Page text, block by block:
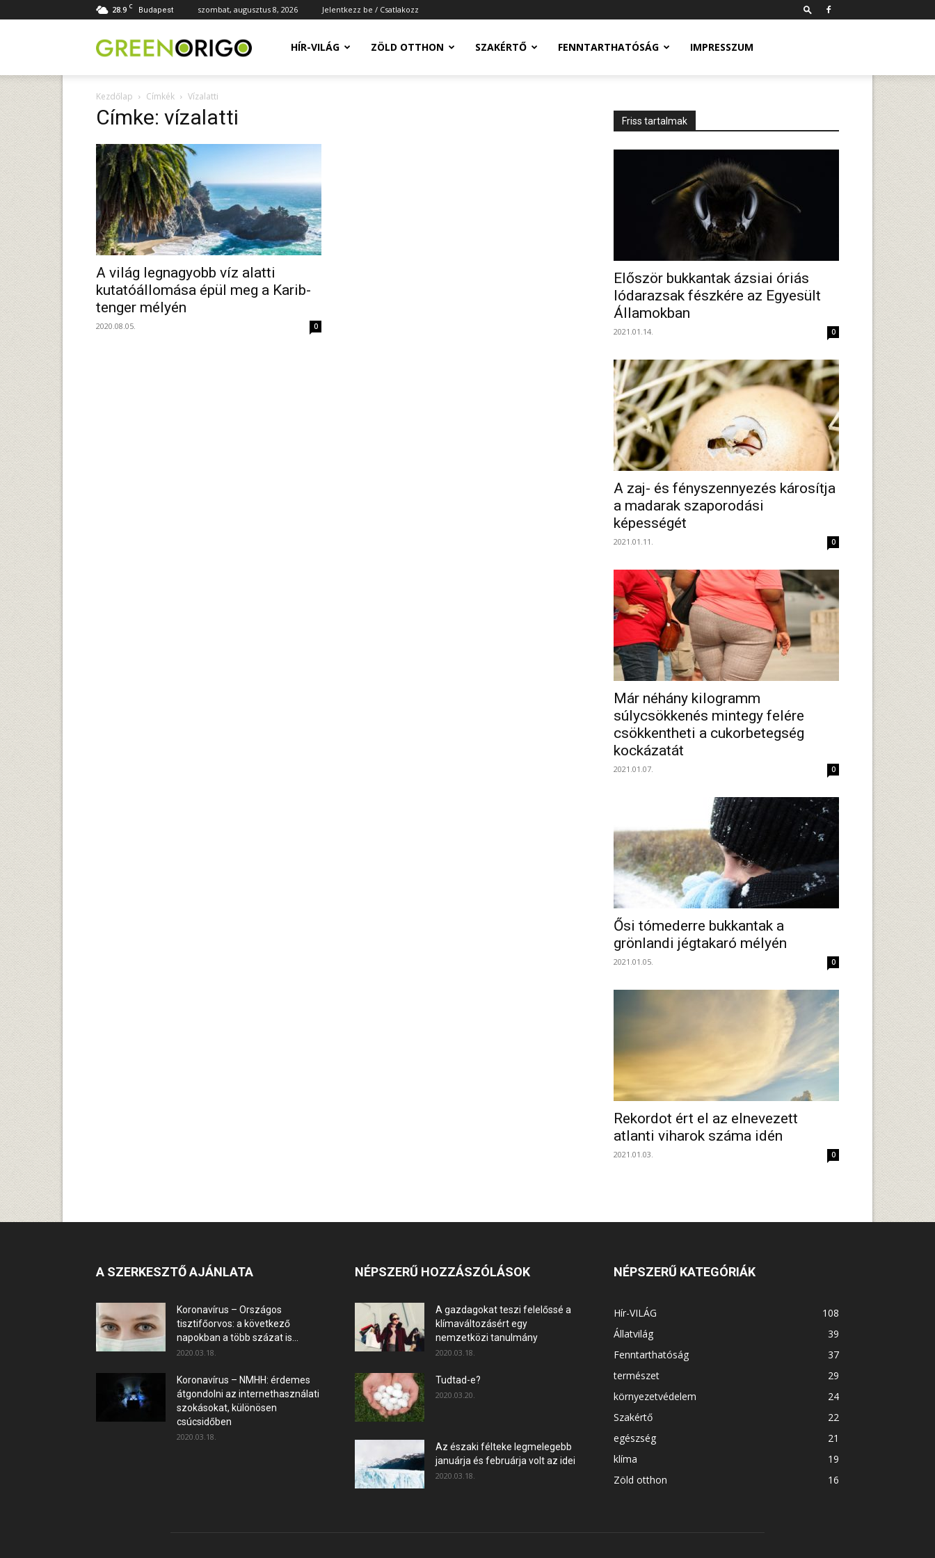
28.9 C Budapest szombat, augusztus 8, 2026 Jelentkezz be / Csatlakozz
Green HÍR-VILÁG ZÖLD OTTHON SZAKÉRTŐ FENNTARTHATÓSÁG IMPRESSZUM
Kezdőlap Címkék Vízalatti
Címke: vízalatti
A világ legnagyobb víz alatti
kutatóállomása épül meg a Karib-
tenger mélyén
2020.08.05. 0
Friss tartalmak
Először bukkantak ázsiai óriás
lódarazsak fészkére az Egyesült
Államokban
2021.01.14. 0
A zaj- és fényszennyezés károsítja
a madarak szaporodási
képességét
2021.01.11. 0
Már néhány kilogramm
súlycsökkenés mintegy felére
csökkentheti a cukorbetegség
kockázatát
2021.01.07. 0
Ősi tómederre bukkantak a
grönlandi jégtakaró mélyén
2021.01.05. 0
Rekordot ért el az elnevezett
atlanti viharok száma idén
2021.01.03. 0
A SZERKESZTŐ AJÁNLATA
Koronavírus – Országos
tisztifőorvos: a következő
napokban a több százat is...
2020.03.18.
Koronavírus – NMHH: érdemes
átgondolni az internethasználati
szokásokat, különösen
csúcsidőben
2020.03.18.
NÉPSZERŰ HOZZÁSZÓLÁSOK
A gazdagokat teszi felelőssé a
klímaváltozásért egy
nemzetközi tanulmány
2020.03.18.
Tudtad-e?
2020.03.20.
Az északi félteke legmelegebb
januárja és februárja volt az idei
2020.03.18.
NÉPSZERŰ KATEGÓRIÁK
Hír-VILÁG
108
Állatvilág
39
Fenntarthatóság
37
természet
29
környezetvédelem
24
Szakértő
22
egészség
21
klíma
19
Zöld otthon
16